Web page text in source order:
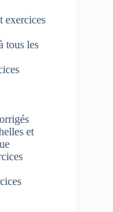
exercices
tous les
et